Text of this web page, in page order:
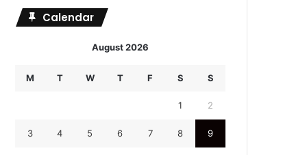
Calendar
August 2026
M T W T F S S
1 2
3 4 5 6 7 8 9